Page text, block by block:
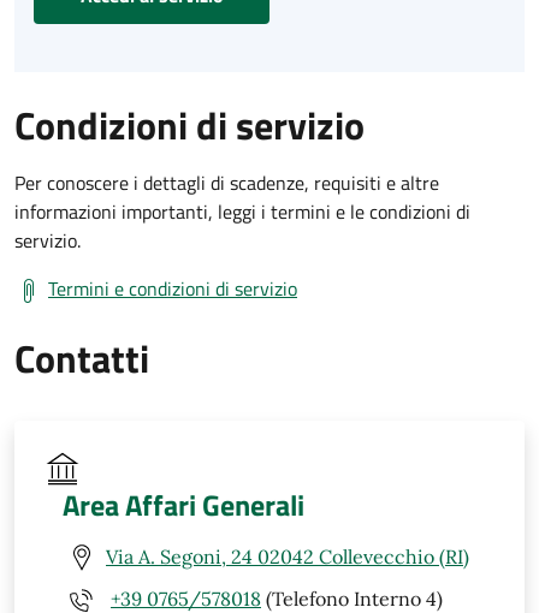
Condizioni di servizio
Per conoscere i dettagli di scadenze, requisiti e altre
informazioni importanti, leggi i termini e le condizioni di
servizio.
Termini e condizioni di servizio
Contatti
Area Affari Generali
Via A. Segoni, 24 02042 Collevecchio (RI)
+39 0765/578018 (Telefono Interno 4)